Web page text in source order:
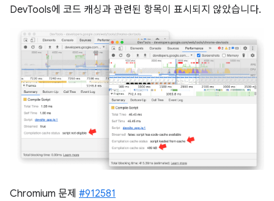
DevTools에 코드 캐싱과 관련된 항목이 표시되지 않았습니다.
Chromium 문제 #912581